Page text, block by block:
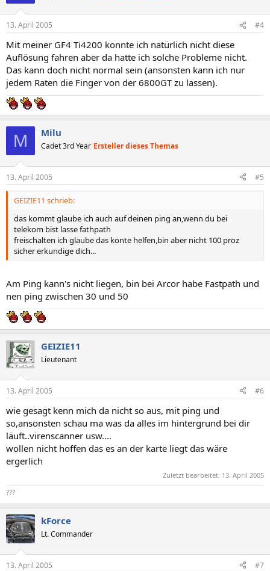
13. April 2005 #4
Mit meiner GF4 Ti4200 konnte ich natürlich nicht diese
Auflösung fahren aber da hatte ich solche Probleme nicht.
Das kann doch nicht normal sein (ansonsten kann ich nur
jedem Raten die Finger von der 6800GT zu lassen).
M Milu
Cadet 3rd Year Ersteller dieses Themas
13. April 2005 #5
GEIZIE11 schrieb:
das kommt glaube ich auch auf deinen ping an,wenn du bei
telekom bist lasse fathpath
freischalten ich glaube das könte helfen,bin aber nicht 100 proz
sicher erkundige dich...
Am Ping kann's nicht liegen, bin bei Arcor habe Fastpath und
nen ping zwischen 30 und 50
GEIZIE11
Lieutenant
13. April 2005 #6
wie gesagt kenn mich da nicht so aus, mit ping und
so,ansonsten schau ma was da alles im hintergrund bei dir
läuft..virenscanner usw....
wollen nicht hoffen das es an der karte liegt das wäre
ergerlich
Zuletzt bearbeitet: 13. April 2005
???
kForce
Lt. Commander
13. April 2005 #7